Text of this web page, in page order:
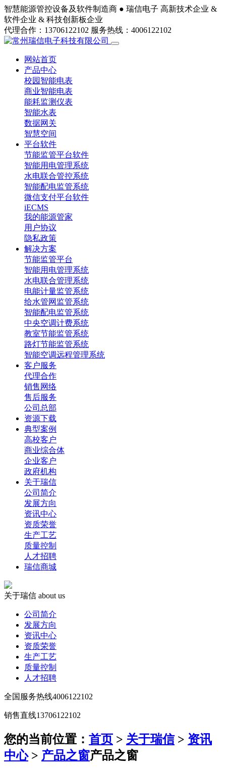
智慧能源管控设备及软件制造商 ● 瑞信电子 高新技术企业 &
软件企业 & 科技创新板企业
代理合作：13706122102 服务热线：4006122102
网站首页
产品中心
校园智能电表
商业智能电表
能耗监测仪表
智能水表
数据网关
智慧空间
平台软件
节能监管平台软件
智能用电管理系统
水电联合管控系统
智能配电监管系统
微信支付平台软件
iECMS
我的能源管家
用户协议
隐私政策
解决方案
节能监管平台
智能用电管理系统
水电联合管理系统
电能计量监管系统
给水管网监管系统
智能配电监管系统
中央空调计费系统
教室节能监管系统
路灯节能监管系统
智能空调远程管理系统
客户服务
代理合作
销售网络
售后服务
公司总部
资源下载
典型案例
高校客户
商业综合体
企业客户
政府机构
关于瑞信
公司简介
发展方向
资讯中心
资质荣誉
生产工艺
质量控制
人才招聘
瑞信商城
关于瑞信 about us
公司简介
发展方向
资讯中心
资质荣誉
生产工艺
质量控制
人才招聘
全国服务热线4006122102
销售直线13706122102
您的当前位置： 首页 > 关于瑞信> 资讯
中心> 产品之窗产品之窗